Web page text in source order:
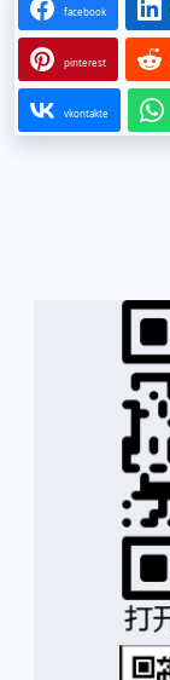
facebook
pinterest
vkontakte